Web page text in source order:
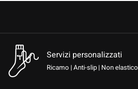
Servizi personalizzati
Ricamo | Anti-slip | Non elastico